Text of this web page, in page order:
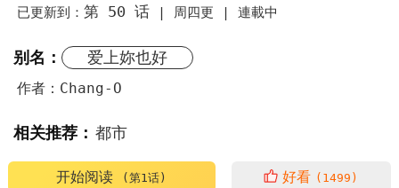
已更新到： 第 50 话| 周四更 | 連載中
别名： 爱上妳也好
作者：Chang-O
相关推荐： 都市
开始阅读 (第1话) 好看 (1499)